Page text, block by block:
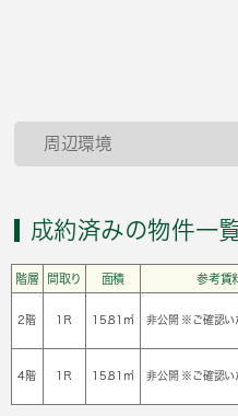
周辺環境
成約済みの物件一
階層 間取り 面積 参考賃
2階 1Ｒ 15.81㎡ 非公開 ※ご確認い
4階 1Ｒ 15.81㎡ 非公開 ※ご確認い